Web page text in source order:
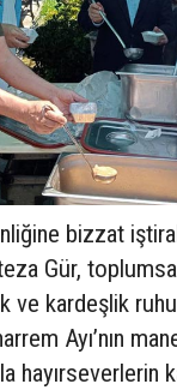
bizzat
Gür, toplumsal
ve kardeşlik
Ayı’nın
hayırseverlerin